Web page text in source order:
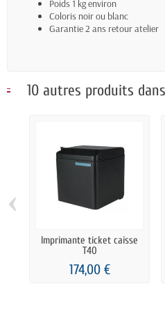
Poids 1 kg environ
Coloris noir ou blanc
Garantie 2 ans retour atelier
10 autres produits
Imprimante ticket caisse
T40
174,00 €
‹